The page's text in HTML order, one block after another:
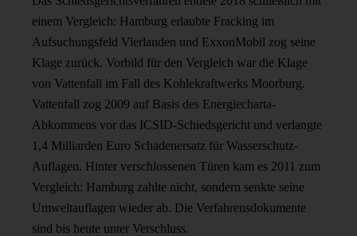
einem Vergleich: Hamburg erlaubte Fracking im
Aufsuchungsfeld Vierlanden und ExxonMobil zog seine
Klage zurück. Vorbild für den Vergleich war die Klage
von Vattenfall im Fall des Kohlekraftwerks Moorburg.
Vattenfall zog 2009 auf Basis des Energiecharta-
Abkommens vor das ICSID-Schiedsgericht und verlangte
1,4 Milliarden Euro Schadenersatz für Wasserschutz-
Auflagen. Hinter verschlossenen Türen kam es 2011 zum
Vergleich: Hamburg zahlte nicht, sondern senkte seine
Umweltauflagen wieder ab. Die Verfahrensdokumente
sind bis heute unter Verschluss.